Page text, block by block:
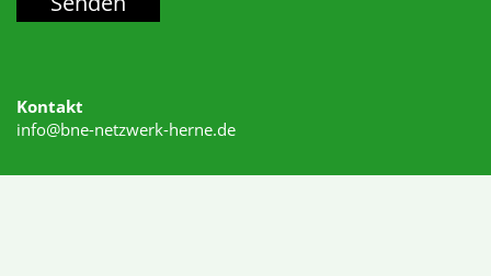
Kontakt
info@bne-netzwerk-herne.de